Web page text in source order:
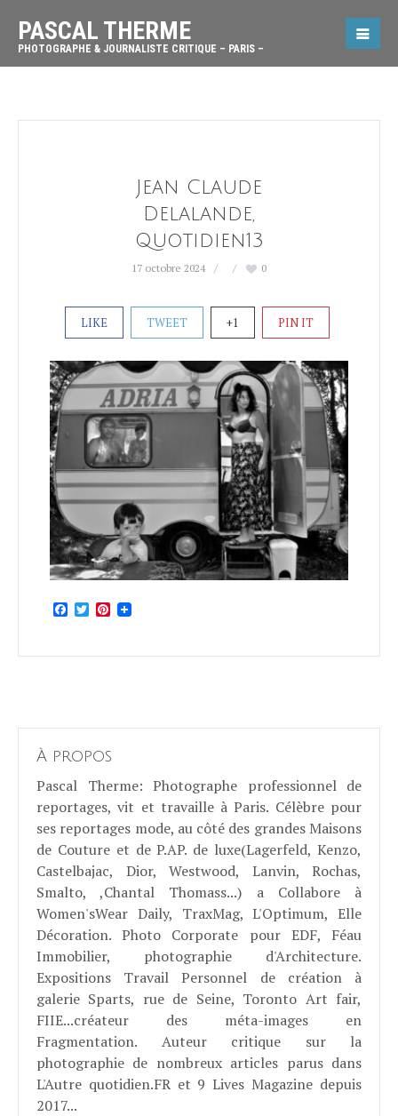
PASCAL THERME
PHOTOGRAPHE & JOURNALISTE CRITIQUE – PARIS –
Jean Claude
Delalande,
Quotidien13
17 octobre 2024 0
LIKE TWEET +1 PIN IT
Facebook
TwitterPinterest
À propos
Pascal Therme: Photographe professionnel de
reportages, vit et travaille à Paris. Célèbre pour
ses reportages mode, au côté des grandes Maisons
de Couture et de P.AP. de luxe(Lagerfeld, Kenzo,
Castelbajac, Dior, Westwood, Lanvin, Rochas,
Smalto, ,Chantal Thomass...) a Collabore à
Women'sWear Daily, TraxMag, L'Optimum, Elle
Décoration. Photo Corporate pour EDF, Féau
Immobilier, photographie d'Architecture.
Expositions Travail Personnel de création à
galerie Sparts, rue de Seine, Toronto Art fair,
FIIE...créateur des méta-images en
Fragmentation. Auteur critique sur la
photographie de nombreux articles parus dans
L'Autre quotidien.FR et 9 Lives Magazine depuis
2017...